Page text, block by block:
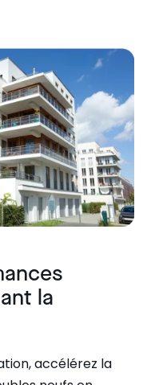
la
accélérez la